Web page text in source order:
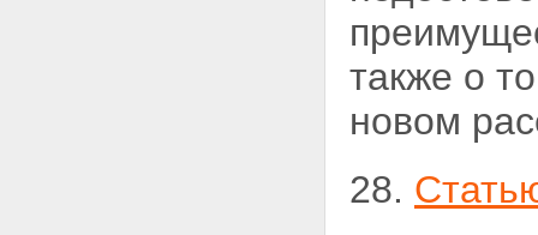
также о
новом
28.